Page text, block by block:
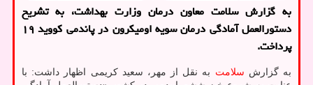
به گزارش سلامت معاون درمان وزارت بهداشت، به تشریح
دستورالعمل آمادگی درمان سویه اومیکرون در پاندمی کووید ۱۹
پرداخت.
به گزارش سلامت به نقل از مهر، سعید کریمی اظهار داشت: با